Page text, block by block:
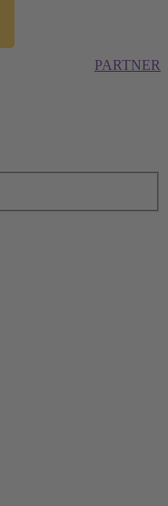
PARTNER